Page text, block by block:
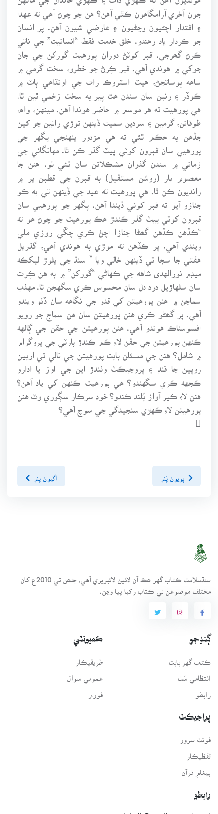
جون آخري آرامگاهون ڪٿي آهن؟ هن جو چوڻ آهي ته عهدا
۽ اقتدار اچڻيون وڃڻيون ۽ عارضي شيون آهن. پر انسان
جو ڪردار ياد رهندو. خلق خدمت فقط “انسانيت” جي ناتي
ڪرڻ گھرجي. قبر کوٽڻ دوران پورهيت گورکن جي جان
جوکي ۾ هوندي آهي. قبر ڪِرڻ جو خطرو، سخت گرمي ۾
ساهه ٻوساٽجڻ، هيٽ اسٽروڪ رات جي اونڌاهي ٻاٽ ۾
ڪوڏر ۽ رنبن سان سندن هٿ پير به سخت زخمي ٿين ٿا.
هي پورهيت ته هر موسم ۾ حاضر هوندا آهن. مينهن، واه،
طوفانن، گرمين ۽ سردين سميت ڏينهن توڙي راتين جو کين
جڏهن به حڪم ٿئي ته هي مزدور پنهنجي پگهر جي
پورهيي سان قبرون کوٽي پيٽ گذر ڪن ٿا. مهانگائي جي
زماني ۾ سندن گذران مشڪلاتن سان ٿئي ٿو. هنن جا
معصوم ٻار (روشن مستقبل) به قبرن جي قطبن ڀر ۾
رانديون ڪن ٿا. هي پورهيت ته عيد جي ڏينهن تي به ڪو
جنازو آيو ته قبر کوٽي ڏيندا آهن. پگهر جو پورهيي سان
قبرون کوٽي پيٽ گذر ڪندڙ هڪ پورهيت جو چوڻ هو ته
“ڪڏهن ڪڏهن گھڻا جنازا اچڻ ڪري چڱي روزي ملي
ويندي آهي، پر ڪڏهن ته موڙي به هوندي آهي، گذريل
هفتي جا سڄا ٽي ڏينهن خالي ويا ” سنڌ جي ڀلوڙ ليکڪه
ميڊم نورالهدى شاهه جي ڪهاڻي “گورکن” ۾ به هن ڪِرت
سان سلهاڙيل درد دل سان محسوس ڪري سگهجن ٿا. مهذب
سماجن ۾ هنن پورهيتن کي قدر جي نگاهه سان ڏٺو ويندو
آهي. پر گھڻو ڪري هنن پورهيتن سان هن سماج جو رويو
افسوسناڪ هوندو آهي. هنن پورهيتن جي حقن جي ڳالهه
ڪنهن پورهيتن جي حقن لاءِ ڪم ڪندڙ پارٽي جي پروگرام
۾ شامل؟ هنن جي مسئلن بابت پورهيتن جي نالي تي اربين
روپين جا فنڊ ۽ پروجيڪٽ وٺندڙ اين جي اوز يا ادارو
ڪجهه ڪري سگهندو؟ هي پورهيت ڪنهن کي ياد آهن؟
هنن لاءِ ڪير آواز بُلند ڪندو؟ خود سرڪار سڳوري وٽ هنن
پورهيتن لاءِ ڪهڙي سنجيدگي جي سوچ آهي؟

اڳيون پنو
سنڌسلامت ڪتاب گهر ھڪ آن لائين لائبريري آھي، جنھن تي 2010ع کان
مختلف موضوعن تي ڪتاب رکيا پيا وڃن.
ڳنڍجو
ڪتاب گهر بابت
انتظامي سَٿ
رابطو
ڪميونٽي
طريقيڪار
عمومي سوال
فورم
پراجيڪٽ
فونٽ سرور
لفظيڪار
پيغامِ قرآن
رابطو
اي-ميل: